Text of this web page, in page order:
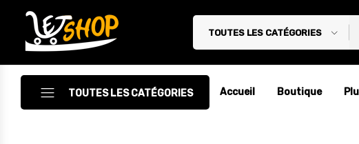
Letshop.dz
TOUTES LES CATÉGORIES
TOUTES LES CATÉGORIES Accueil Boutique